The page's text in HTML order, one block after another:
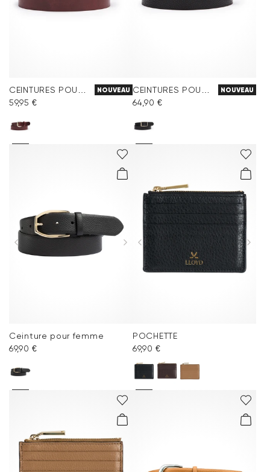
NOUVEAU
59,95 €
NOUVEAU
64,90 €
Ceinture pour femme
69,90 €
POCHETTE
69,90 €